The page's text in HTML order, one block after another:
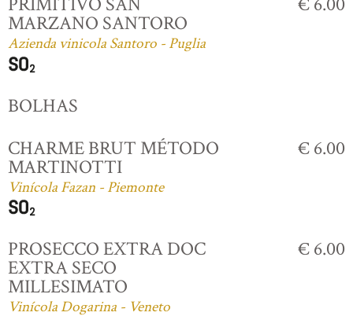
MARZANO SANTORO
Azienda vinicola Santoro - Puglia
BOLHAS
CHARME BRUT MÉTODO
MARTINOTTI
Vinícola Fazan - Piemonte
€ 6.00
PROSECCO EXTRA DOC
EXTRA SECO
MILLESIMATO
Vinícola Dogarina - Veneto
€ 6.00